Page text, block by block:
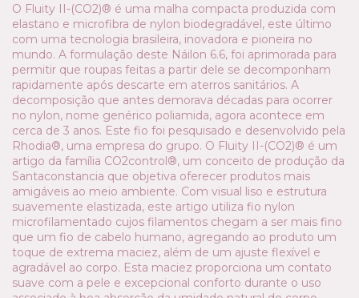
O Fluity II-(CO2)® é uma malha compacta produzida com
elastano e microfibra de nylon biodegradável, este último
com uma tecnologia brasileira, inovadora e pioneira no
mundo. A formulação deste Náilon 6.6, foi aprimorada para
permitir que roupas feitas a partir dele se decomponham
rapidamente após descarte em aterros sanitários. A
decomposição que antes demorava décadas para ocorrer
no nylon, nome genérico poliamida, agora acontece em
cerca de 3 anos. Este fio foi pesquisado e desenvolvido pela
Rhodia®, uma empresa do grupo. O Fluity II-(CO2)® é um
artigo da família CO2control®, um conceito de produção da
Santaconstancia que objetiva oferecer produtos mais
amigáveis ao meio ambiente. Com visual liso e estrutura
suavemente elastizada, este artigo utiliza fio nylon
microfilamentado cujos filamentos chegam a ser mais fino
que um fio de cabelo humano, agregando ao produto um
toque de extrema maciez, além de um ajuste flexível e
agradável ao corpo. Esta maciez proporciona um contato
suave com a pele e excepcional conforto durante o uso